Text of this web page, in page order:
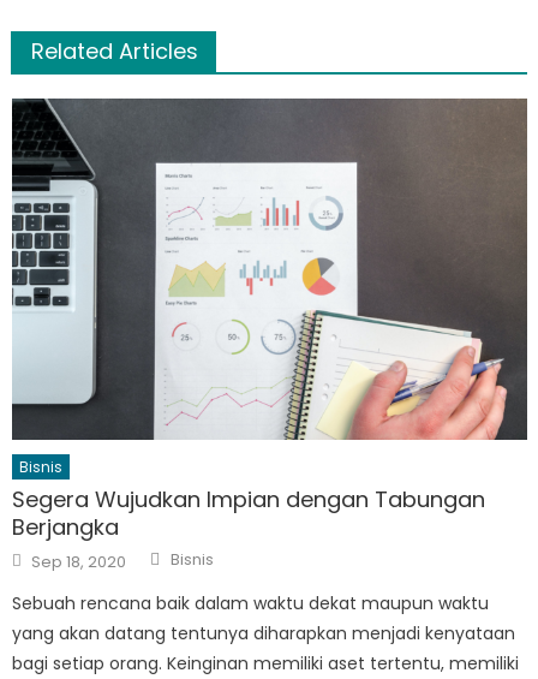
Related Articles
Bisnis
Segera Wujudkan Impian dengan Tabungan
Berjangka
Posted
on
Sep 18, 2020 Author
Bisnis
Sebuah rencana baik dalam waktu dekat maupun waktu
yang akan datang tentunya diharapkan menjadi kenyataan
bagi setiap orang. Keinginan memiliki aset tertentu, memiliki